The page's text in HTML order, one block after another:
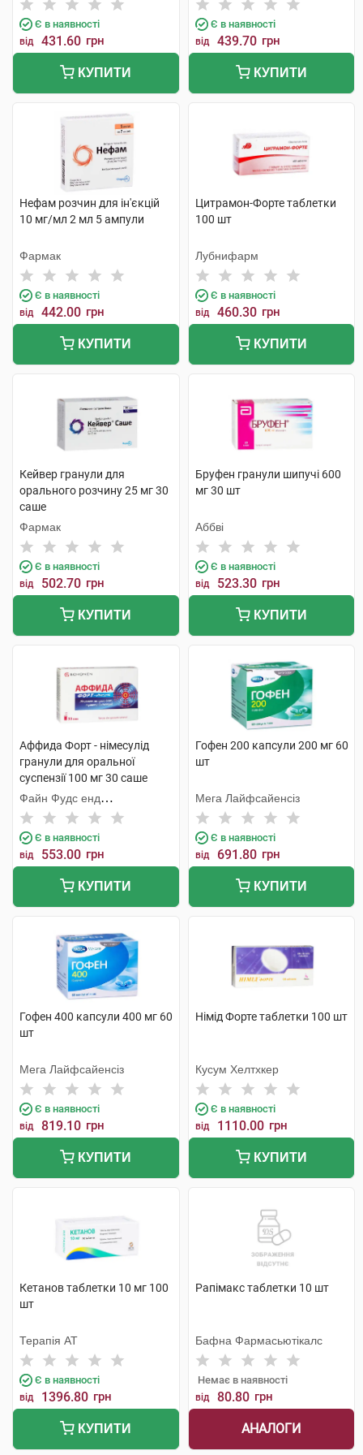
Є в наявності
від 431.60 грн
КУПИТИ
Є в наявності
від 439.70 грн
КУПИТИ
Нефам розчин для ін'єкцій
10 мг/мл 2 мл 5 ампули
Фармак
Є в наявності
від 442.00 грн
КУПИТИ
Цитрамон-Форте таблетки
100 шт
Лубнифарм
Є в наявності
від 460.30 грн
КУПИТИ
Кейвер гранули для
орального розчину 25 мг 30
саше
Фармак
Є в наявності
від 502.70 грн
КУПИТИ
Бруфен гранули шипучі 600
мг 30 шт
Аббві
Є в наявності
від 523.30 грн
КУПИТИ
Аффида Форт - німесулід
гранули для оральної
суспензії 100 мг 30 саше
Файн Фудс енд
Фармасьютікалз
Є в наявності
від 553.00 грн
КУПИТИ
Гофен 200 капсули 200 мг 60
шт
Мега Лайфсайенсіз
Є в наявності
від 691.80 грн
КУПИТИ
Гофен 400 капсули 400 мг 60
шт
Мега Лайфсайенсіз
Є в наявності
від 819.10 грн
КУПИТИ
Німід Форте таблетки 100 шт
Кусум Хелтхкер
Є в наявності
від 1110.00 грн
КУПИТИ
Кетанов таблетки 10 мг 100
шт
Терапія АТ
Є в наявності
від 1396.80 грн
КУПИТИ
Рапімакс таблетки 10 шт
Бафна Фармасьютікалс
Немає в наявності
від 80.80 грн
АНАЛОГИ